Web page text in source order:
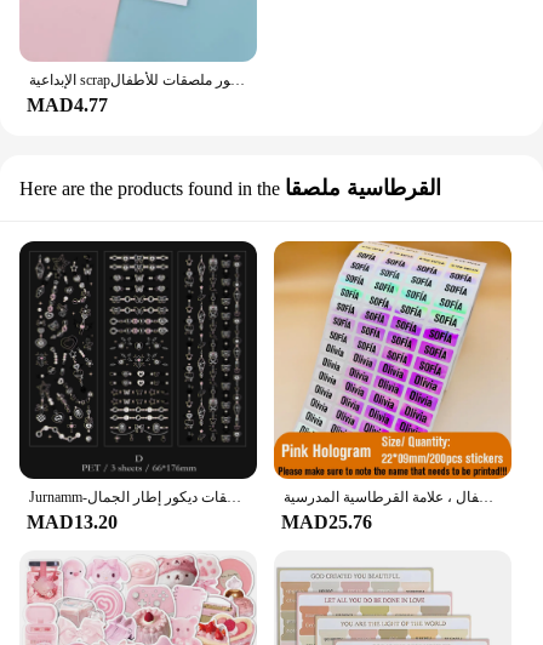
الإبداعية scrapبها بنفسك سكرابوكينغ ملصقات ملونة لطيف القرطاسية ملصقا الكرتون كتيب مذكرات اكسسوارات الديكور ملصقات للأطفال
MAD4.77
Here are the products found in the القرطاسية ملصقا
Jurnamm-ملصقات ديكور إطار الجمال ، Cut بها بنفسك قطع الكولاج ، مواد سكرابوكينغ ، ملصق مقاوم للماء للحيوانات الأليفة ، القرطاسية ، 3 قطعة لكل حزمة
MAD13.20
اسم مخصص مقاوم للماء ، ملصقات قرطاسية لاصقة ، تخصيص ملصق الاسم الأول للأطفال ، علامة القرطاسية المدرسية ،
MAD25.76